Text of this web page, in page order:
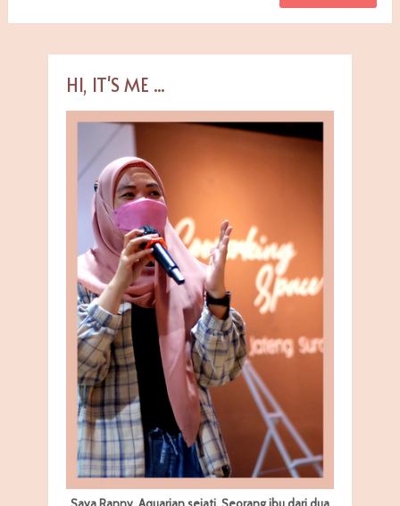
HI, IT'S ME ...